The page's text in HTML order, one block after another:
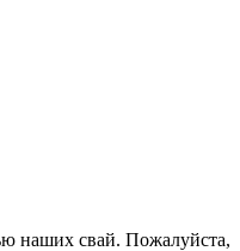
наших свай. Пожалуйста,